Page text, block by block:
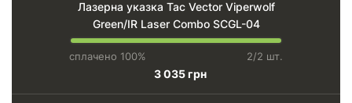
Лазерна указка Tac Vector Viperwolf
Green/IR Laser Combo SCGL-04
сплачено 100% 2/2 шт.
3 035 грн